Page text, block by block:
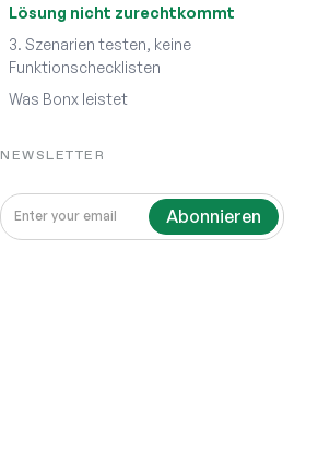
Lösung nicht zurechtkommt
3. Szenarien testen, keine
Funktionschecklisten
Was Bonx leistet
NEWSLETTER